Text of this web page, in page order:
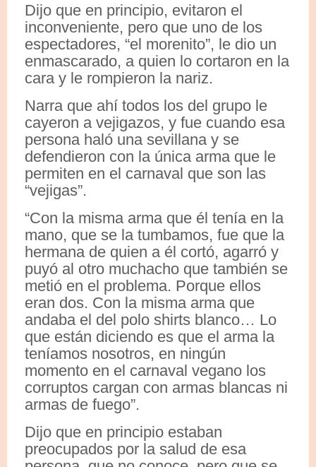
Dijo que en principio, evitaron el
inconveniente, pero que uno de los
espectadores, “el morenito”, le dio un
enmascarado, a quien lo cortaron en la
cara y le rompieron la nariz.
Narra que ahí todos los del grupo le
cayeron a vejigazos, y fue cuando esa
persona haló una sevillana y se
defendieron con la única arma que le
permiten en el carnaval que son las
“vejigas”.
“Con la misma arma que él tenía en la
mano, que se la tumbamos, fue que la
hermana de quien a él cortó, agarró y
puyó al otro muchacho que también se
metió en el problema. Porque ellos
eran dos. Con la misma arma que
andaba el del polo shirts blanco… Lo
que están diciendo es que el arma la
teníamos nosotros, en ningún
momento en el carnaval vegano los
corruptos cargan con armas blancas ni
armas de fuego”.
Dijo que en principio estaban
preocupados por la salud de esa